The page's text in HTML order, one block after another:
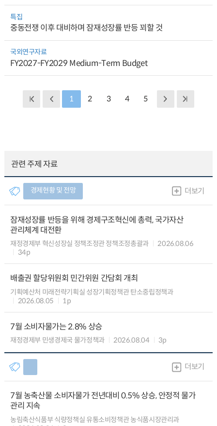
특집
중동전쟁 이후 대비하며 잠재성장률 반등 꾀할 것
국외연구자료
FY2027-FY2029 Medium-Term Budget
1 2 3 4 5
관련 주제 자료
경제현황 및 전망 더보기
잠재성장률 반등을 위해 경제구조혁신에 총력, 국가자산
관리체계 대전환
재정경제부 혁신성장실 정책조정관 정책조정총괄과
2026.08.06
34p
배출권 할당위원회 민간위원 간담회 개최
기획예산처 미래전략기획실 성장기획정책관 탄소중립정책과
2026.08.05
1p
7월 소비자물가는 2.8% 상승
재정경제부 민생경제국 물가정책과 2026.08.04 3p
더보기
7월 농축산물 소비자물가 전년대비 0.5% 상승, 안정적 물가
관리 지속
농림축산식품부 식량정책실 유통소비정책관 농식품시장관리과